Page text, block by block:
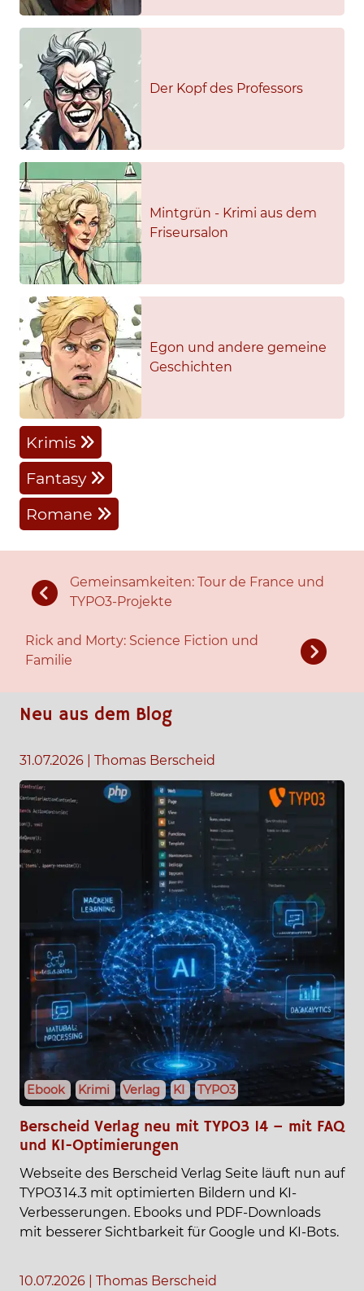
Der Kopf des Professors
Mintgrün - Krimi aus dem
Friseursalon
Egon und andere gemeine
Geschichten
Krimis
Fantasy
Romane
Gemeinsamkeiten: Tour de France und
TYPO3-Projekte
Rick and Morty: Science Fiction und
Familie
Neu aus dem Blog
31.07.2026 Thomas Berscheid
Ebook Krimi Verlag KI TYPO3
Berscheid Verlag neu mit TYPO3 14 – mit FAQ
und KI-Optimierungen
Webseite des Berscheid Verlag Seite läuft nun auf
TYPO3 14.3 mit optimierten Bildern und KI-
Verbesserungen. Ebooks und PDF-Downloads
mit besserer Sichtbarkeit für Google und KI-Bots.
10.07.2026 Thomas Berscheid